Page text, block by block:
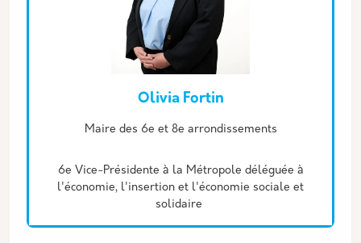
Olivia Fortin
DescriptionMaire des 6e et 8e arrondissements
6e Vice-Présidente à la Métropole déléguée à
l'économie, l'insertion et l'économie sociale et
solidaire